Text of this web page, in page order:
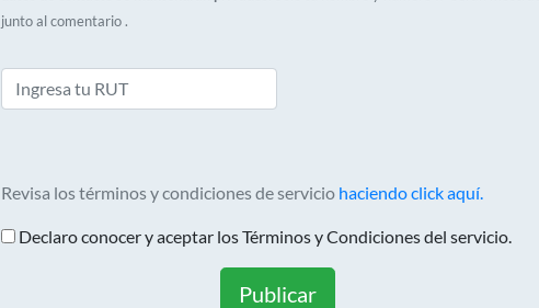
junto al comentario .
Revisa los términos y condiciones de servicio haciendo click aquí.
Declaro conocer y aceptar los Términos y Condiciones del servicio.
Publicar